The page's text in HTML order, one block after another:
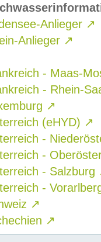
Anlieger ↗
Anlieger ↗
- Maas-
- Rhein-
↗
(eHYD) ↗
-
-
- Salzburg
-
↗
↗